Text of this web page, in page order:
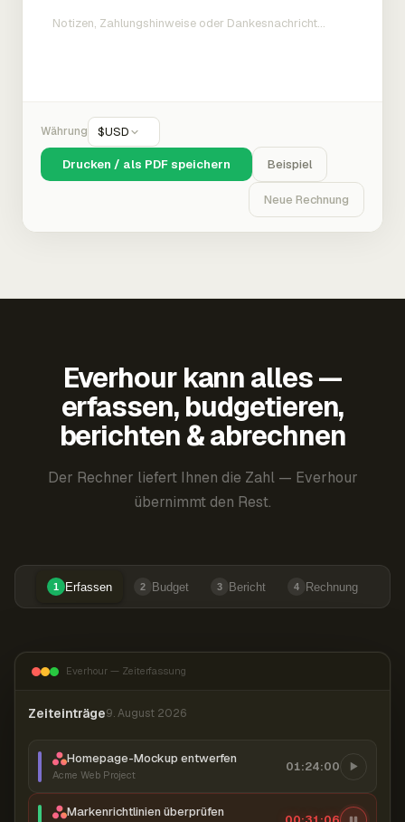
Währung $USD
Drucken / als PDF speichern Beispiel
Neue Rechnung
Everhour kann alles —
erfassen, budgetieren,
berichten & abrechnen
Der Rechner liefert Ihnen die Zahl — Everhour
übernimmt den Rest.
1 Erfassen 2 Budget 3 Bericht 4 Rechnung
Everhour — Zeiterfassung
Zeiteinträge9. August 2026
Homepage-Mockup entwerfen
Acme Web Project
01:24:00
Markenrichtlinien überprüfen